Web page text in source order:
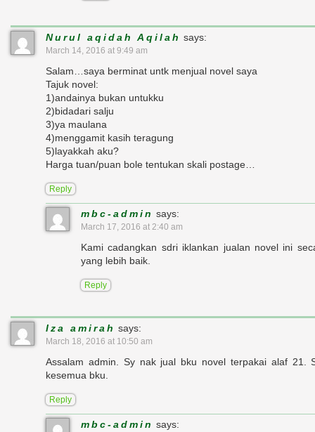
Nurul aqidah Aqilah says:
March 14, 2016 at 9:49 am
Salam…saya berminat untk menjual novel saya
Tajuk novel:
1)andainya bukan untukku
2)bidadari salju
3)ya maulana
4)menggamit kasih teragung
5)layakkah aku?
Harga tuan/puan bole tentukan skali postage…
Reply
mbc-admin says:
March 17, 2016 at 2:40 am
Kami cadangkan sdri iklankan jualan novel ini
yang lebih baik.
Reply
Iza amirah says:
March 18, 2016 at 10:50 am
Assalam admin. Sy nak jual bku novel terpakai alaf
kesemua bku.
Reply
mbc-admin says: